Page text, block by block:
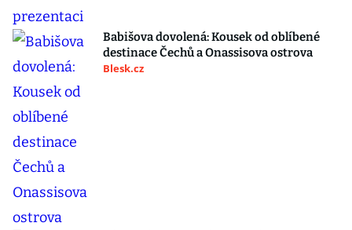
Babišova dovolená: Kousek od oblíbené
destinace Čechů a Onassisova ostrova
Blesk.cz